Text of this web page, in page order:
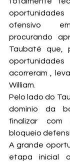
ofensivo
procurando
Taubaté que,
acorreram ,
William.
Pelo lado do
domínio da
finalizar
bloqueio
A grande
etapa inicial